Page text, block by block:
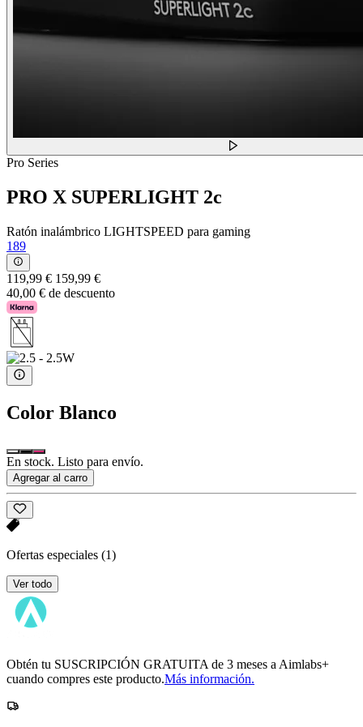
Pro Series
PRO X SUPERLIGHT 2c
Ratón inalámbrico LIGHTSPEED para gaming
189
119,99 € 159,99 €
40,00 € de descuento
Color Blanco
En stock. Listo para envío.
Agregar al carro
Ofertas especiales (1)
Ver todo
Obtén tu SUSCRIPCIÓN GRATUITA de 3 meses a Aimlabs+
cuando compres este producto.Más información.